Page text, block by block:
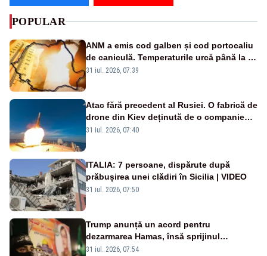
POPULAR
ANM a emis cod galben și cod portocaliu
de caniculă. Temperaturile urcă până la 38
de grade, iar nopțile devin tropicale
31 iul. 2026, 07:39
Atac fără precedent al Rusiei. O fabrică de
drone din Kiev deținută de o companie
americană, distrusă de o rachetă
31 iul. 2026, 07:40
ITALIA: 7 persoane, dispărute după
prăbușirea unei clădiri în Sicilia | VIDEO
31 iul. 2026, 07:50
Trump anunță un acord pentru
dezarmarea Hamas, însă sprijinul
Israelului rămâne incert
31 iul. 2026, 07:54